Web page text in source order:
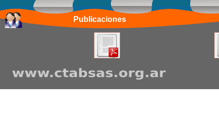
Publicaciones